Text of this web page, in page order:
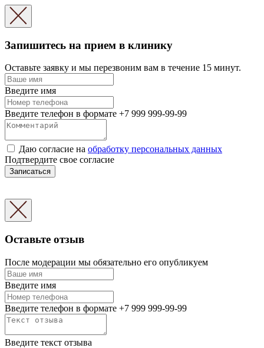
Запишитесь на прием в клинику
Оставьте заявку и мы перезвоним вам в течение 15 минут.
Введите имя
Введите телефон в формате +7 999 999-99-99
Даю согласие на обработку персональных данных
Подтвердите свое согласие
Записаться
Оставьте отзыв
После модерации мы обязательно его опубликуем
Введите имя
Введите телефон в формате +7 999 999-99-99
Введите текст отзыва